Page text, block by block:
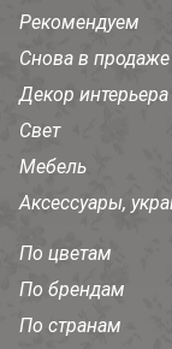
Рекомендуем
Снова в продаже
Декор интерьера
Свет
Мебель
Аксессуары,
По цветам
По брендам
По странам